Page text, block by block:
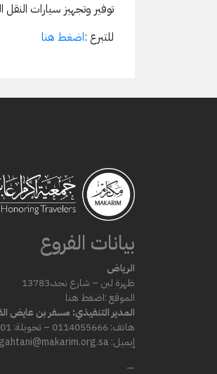
توفير وتجهيز سيارات
للتبرع :اضغط هنا
بيانات الفروع
الرياض
ظهرة لبن – شارع نجد،13783
الموقع :اضغط هنا
المدير التنفيذي: مسفر بن عايض
هاتف: 0114055666 – تحويلة: 101
إيميل: m.algahtani@makarim.org.sa
—